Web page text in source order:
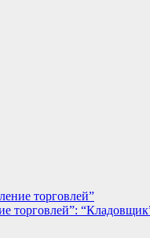
торговлей”
торговлей”: